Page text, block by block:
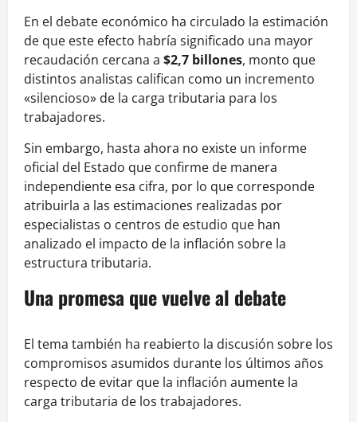
En el debate económico ha circulado la estimación
de que este efecto habría significado una mayor
recaudación cercana a $2,7 billones, monto que
distintos analistas califican como un incremento
«silencioso» de la carga tributaria para los
trabajadores.
Sin embargo, hasta ahora no existe un informe
oficial del Estado que confirme de manera
independiente esa cifra, por lo que corresponde
atribuirla a las estimaciones realizadas por
especialistas o centros de estudio que han
analizado el impacto de la inflación sobre la
estructura tributaria.
Una promesa que vuelve al debate
El tema también ha reabierto la discusión sobre los
compromisos asumidos durante los últimos años
respecto de evitar que la inflación aumente la
carga tributaria de los trabajadores.